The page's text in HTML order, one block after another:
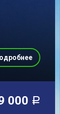
000 a